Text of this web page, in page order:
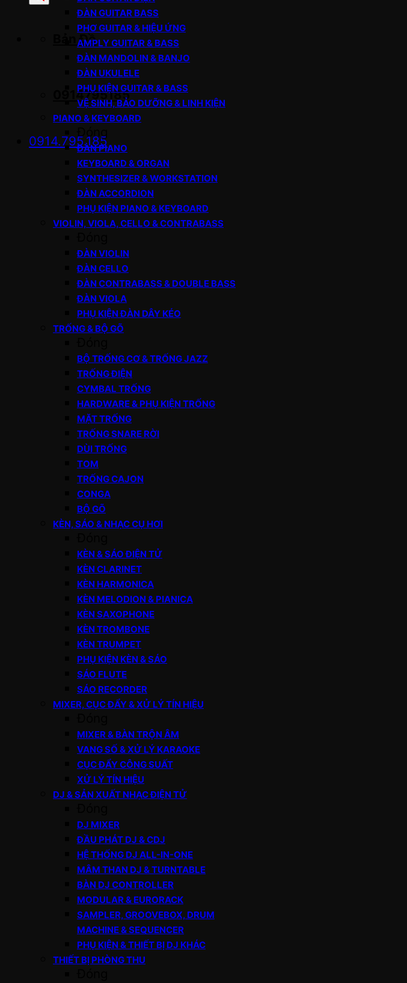
Bản Đồ
0914795185
0914.795.185
ĐÀN GUITAR BASS
PHƠ GUITAR & HIỆU ỨNG
AMPLY GUITAR & BASS
ĐÀN MANDOLIN & BANJO
ĐÀN UKULELE
PHỤ KIỆN GUITAR & BASS
VỆ SINH, BẢO DƯỠNG & LINH KIỆN
PIANO & KEYBOARD
ĐÀN PIANO
KEYBOARD & ORGAN
SYNTHESIZER & WORKSTATION
ĐÀN ACCORDION
PHỤ KIỆN PIANO & KEYBOARD
VIOLIN, VIOLA, CELLO & CONTRABASS
ĐÀN VIOLIN
ĐÀN CELLO
ĐÀN CONTRABASS & DOUBLE BASS
ĐÀN VIOLA
PHỤ KIỆN ĐÀN DÂY KÉO
TRỐNG & BỘ GÕ
BỘ TRỐNG CƠ & TRỐNG JAZZ
TRỐNG ĐIỆN
CYMBAL TRỐNG
HARDWARE & PHỤ KIỆN TRỐNG
MẶT TRỐNG
TRỐNG SNARE RỜI
DÙI TRỐNG
TOM
TRỐNG CAJON
CONGA
BỘ GÕ
KÈN, SÁO & NHẠC CỤ HƠI
KÈN & SÁO ĐIỆN TỬ
KÈN CLARINET
KÈN HARMONICA
KÈN MELODION & PIANICA
KÈN SAXOPHONE
KÈN TROMBONE
KÈN TRUMPET
PHỤ KIỆN KÈN & SÁO
SÁO FLUTE
SÁO RECORDER
MIXER, CỤC ĐẨY & XỬ LÝ TÍN HIỆU
MIXER & BÀN TRỘN ÂM
VANG SỐ & XỬ LÝ KARAOKE
CỤC ĐẨY CÔNG SUẤT
XỬ LÝ TÍN HIỆU
DJ & SẢN XUẤT NHẠC ĐIỆN TỬ
DJ MIXER
ĐẦU PHÁT DJ & CDJ
HỆ THỐNG DJ ALL-IN-ONE
MÂM THAN DJ & TURNTABLE
BÀN DJ CONTROLLER
MODULAR & EURORACK
SAMPLER, GROOVEBOX, DRUM
MACHINE & SEQUENCER
PHỤ KIỆN & THIẾT BỊ DJ KHÁC
THIẾT BỊ PHÒNG THU